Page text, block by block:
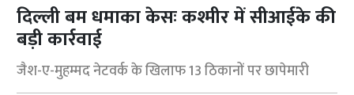
दिल्ली बम धमाका केसः कश्मीर में सीआईके की
बड़ी कार्रवाई
जैश-ए-मुहम्मद नेटवर्क के खिलाफ 13 ठिकानों पर छापेमारी